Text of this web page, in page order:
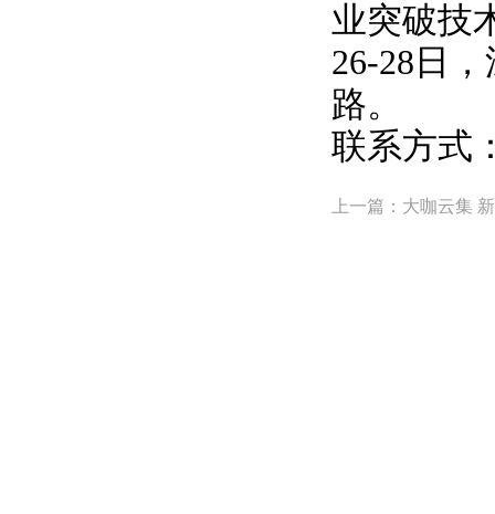
业突破技
26-28日
路。
联系方式
上一篇：大咖云集